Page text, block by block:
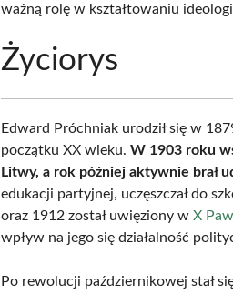
ważną rolę w kształtowaniu
Życiorys
Edward Próchniak urodził się w
początku XX wieku.W 1903 roku
Litwy, a rok później aktywnie brał
edukacji partyjnej, uczęszczał do
oraz 1912 został uwięziony wX
wpływ na jego się działalność
Po rewolucji październikowej stał